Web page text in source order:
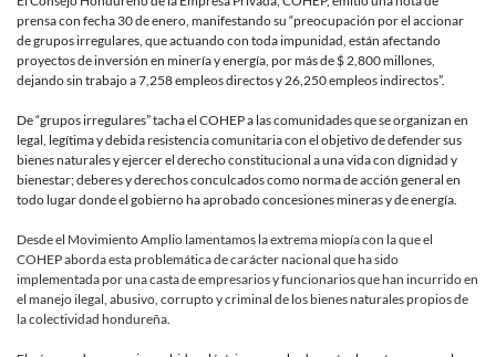
prensa con fecha 30 de enero, manifestando su “preocupación por el accionar
de grupos irregulares, que actuando con toda impunidad, están afectando
proyectos de inversión en minería y energía, por más de $ 2,800 millones,
dejando sin trabajo a 7,258 empleos directos y 26,250 empleos indirectos”.
De “grupos irregulares” tacha el COHEP a las comunidades que se organizan en
legal, legítima y debida resistencia comunitaria con el objetivo de defender sus
bienes naturales y ejercer el derecho constitucional a una vida con dignidad y
bienestar; deberes y derechos conculcados como norma de acción general en
todo lugar donde el gobierno ha aprobado concesiones mineras y de energía.
Desde el Movimiento Amplio lamentamos la extrema miopía con la que el
COHEP aborda esta problemática de carácter nacional que ha sido
implementada por una casta de empresarios y funcionarios que han incurrido en
el manejo ilegal, abusivo, corrupto y criminal de los bienes naturales propios de
la colectividad hondureña.